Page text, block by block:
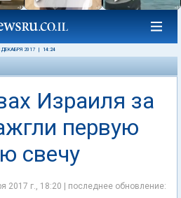
ДЕКАБРЯ 2017 14:24
Израиля за
первую
свечу
2017 г., 18:20 | последнее обновление: